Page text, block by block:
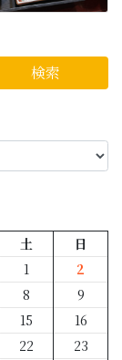
土
日
1
2
8
9
15
16
22
23